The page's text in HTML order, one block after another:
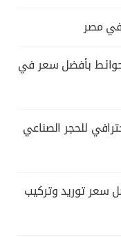
في مصر
بأفضل سعر في
للحجر الصناعي
سعر توريد وتركيب